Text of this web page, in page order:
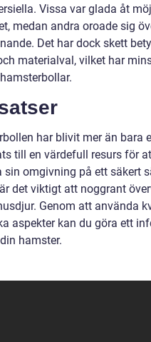
Vissa var glada åt
medan andra oroade sig
Det har dock skett
materialval, vilket har
har blivit mer än bara
till en värdefull resurs för
sin omgivning på ett säkert
det viktigt att noggrant
Genom att använda
aspekter kan du göra ett
hamster.